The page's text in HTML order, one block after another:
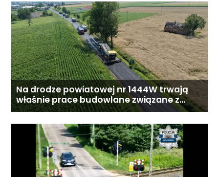
Na drodze powiatowej nr 1444W trwają
właśnie prace budowlane związane z
przebudową drogi